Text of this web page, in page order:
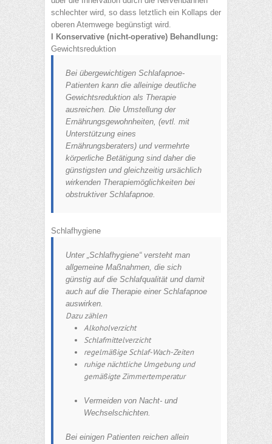
schlechter wird, so dass letztlich ein Kollaps der
oberen Atemwege begünstigt wird.
I Konservative (nicht-operative) Behandlung:
Gewichtsreduktion
Bei übergewichtigen Schlafapnoe-
Patienten kann die alleinige deutliche
Gewichtsreduktion als Therapie
ausreichen. Die Umstellung der
Ernährungsgewohnheiten, (evtl. mit
Unterstützung eines
Ernährungsberaters) und vermehrte
körperliche Betätigung sind daher die
günstigsten und gleichzeitig ursächlich
wirkenden Therapiemöglichkeiten bei
obstruktiver Schlafapnoe.
Schlafhygiene
Unter „Schlafhygiene“ versteht man
allgemeine Maßnahmen, die sich
günstig auf die Schlafqualität und damit
auch auf die Therapie einer Schlafapnoe
auswirken.
Dazu zählen
Alkoholverzicht
Schlafmittelverzicht
regelmäßige Schlaf-Wach-Zeiten
ruhige nächtliche Umgebung und
gemäßigte Zimmertemperatur
Vermeiden von Nacht- und
Wechselschichten.
Bei einigen Patienten reichen allein